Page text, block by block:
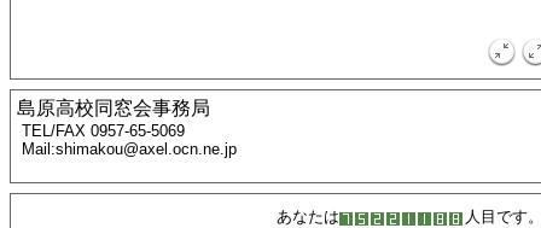
島原高校同窓会事務局
TEL/FAX 0957-65-5069
Mail:shimakou@axel.ocn.ne.jp
あなたは 人目です